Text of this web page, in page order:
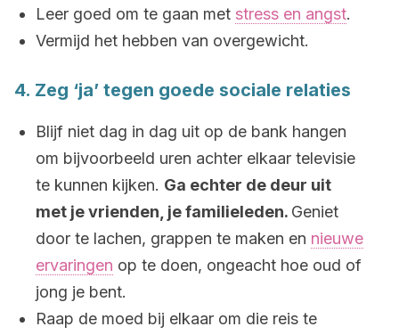
Leer goed om te gaan met stress en angst.
Vermijd het hebben van overgewicht.
4. Zeg ‘ja’ tegen goede sociale relaties
Blijf niet dag in dag uit op de bank hangen
om bijvoorbeeld uren achter elkaar televisie
te kunnen kijken. Ga echter de deur uit
met je vrienden, je familieleden. Geniet
door te lachen, grappen te maken en nieuwe
ervaringen op te doen, ongeacht hoe oud of
jong je bent.
Raap de moed bij elkaar om die reis te